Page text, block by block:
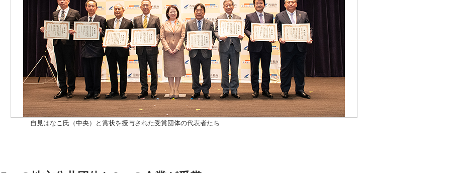
自見はなこ氏（中央）と賞状を授与された受賞団体の代表者たち